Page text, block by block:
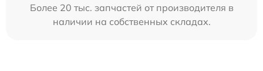
Более 20 тыс. запчастей от производителя в
наличии на собственных складах.